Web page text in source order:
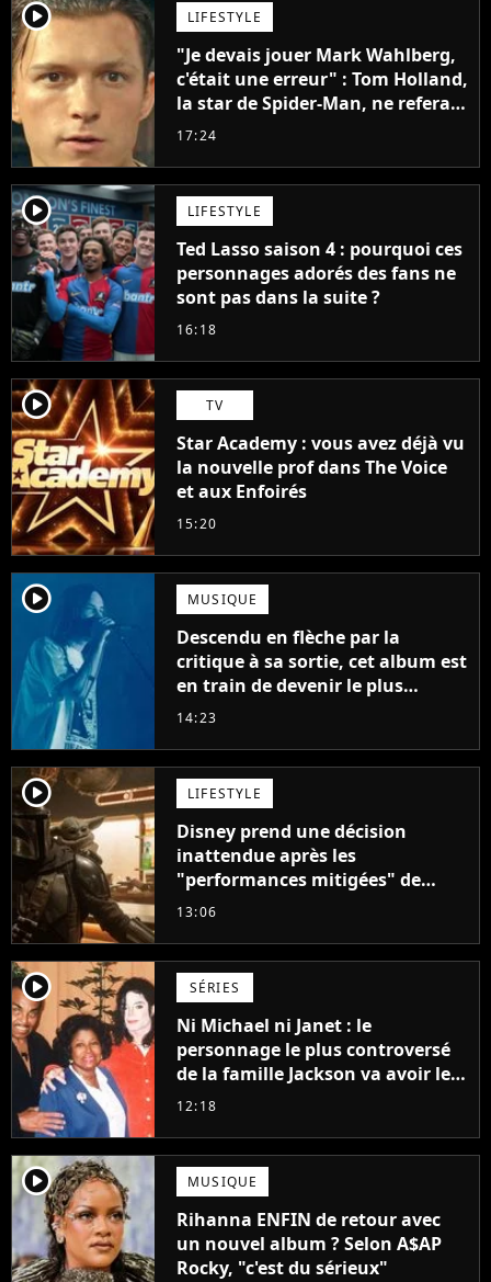
player2 LIFESTYLE
"Je devais jouer Mark Wahlberg,
c'était une erreur" : Tom Holland,
la star de Spider-Man, ne referait
pas ce blockbuster
17:24
player2 LIFESTYLE
Ted Lasso saison 4 : pourquoi ces
personnages adorés des fans ne
sont pas dans la suite ?
16:18
player2 TV
Star Academy : vous avez déjà vu
la nouvelle prof dans The Voice
et aux Enfoirés
15:20
player2 MUSIQUE
Descendu en flèche par la
critique à sa sortie, cet album est
en train de devenir le plus
populaire de son auteur
14:23
player2 LIFESTYLE
Disney prend une décision
inattendue après les
"performances mitigées" de
Vaiana et The Mandalorian &
13:06
player2 SÉRIES
Ni Michael ni Janet : le
personnage le plus controversé
de la famille Jackson va avoir le
droit à sa propre série
12:18
player2 MUSIQUE
Rihanna ENFIN de retour avec
un nouvel album ? Selon A$AP
Rocky, "c'est du sérieux"